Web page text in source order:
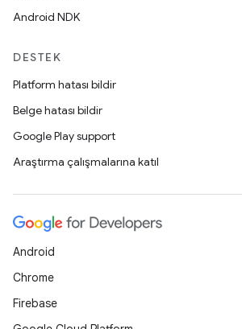
Android NDK
DESTEK
Platform hatası bildir
Belge hatası bildir
Google Play support
Araştırma çalışmalarına katıl
Android
Chrome
Firebase